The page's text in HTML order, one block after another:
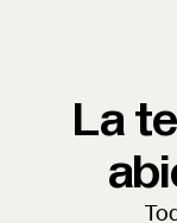
La